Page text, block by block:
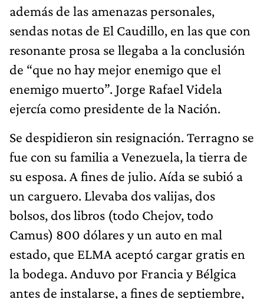
además de las amenazas personales,
sendas notas de El Caudillo, en las que con
resonante prosa se llegaba a la conclusión
de “que no hay mejor enemigo que el
enemigo muerto”. Jorge Rafael Videla
ejercía como presidente de la Nación.
Se despidieron sin resignación. Terragno se
fue con su familia a Venezuela, la tierra de
su esposa. A fines de julio. Aída se subió a
un carguero. Llevaba dos valijas, dos
bolsos, dos libros (todo Chejov, todo
Camus) 800 dólares y un auto en mal
estado, que ELMA aceptó cargar gratis en
la bodega. Anduvo por Francia y Bélgica
antes de instalarse, a fines de septiembre,